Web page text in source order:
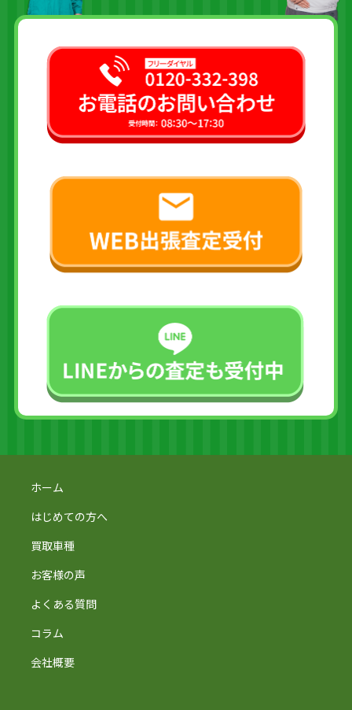
ホーム
はじめての方へ
買取車種
お客様の声
よくある質問
コラム
会社概要